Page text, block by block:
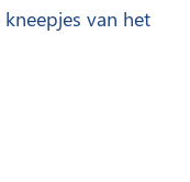
van het